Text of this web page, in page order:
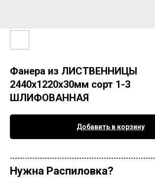
Фанера из ЛИСТВЕННИЦЫ
2440х1220х30мм сорт 1-3
ШЛИФОВАННАЯ
Добавить в корзину
Нужна Распиловка?